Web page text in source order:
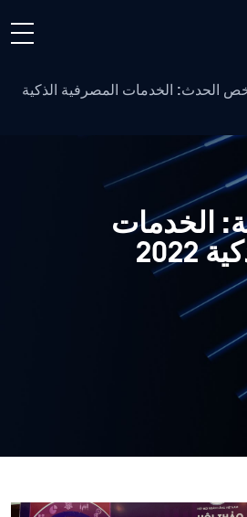
الحدث: الخدمات المصرفية الذكية
الخدمات